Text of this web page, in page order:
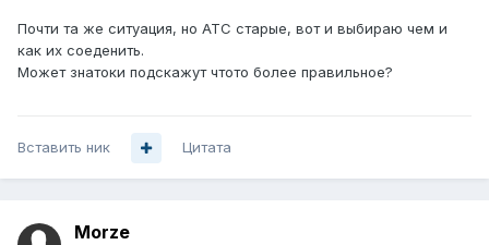
Почти та же ситуация, но АТС старые, вот и выбираю чем и
как их соеденить.
Может знатоки подскажут чтото более правильное?
Вставить ник Цитата
Morze